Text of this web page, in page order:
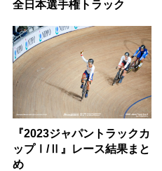
全日本選手権トラック
『2023ジャパントラックカ
ップⅠ/Ⅱ』レース結果まと
め